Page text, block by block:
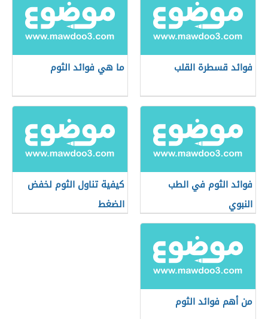
فوائد قسطرة القلب ما هي فوائد الثوم
فوائد الثوم في الطب
النبوي
كيفية تناول الثوم لخفض
الضغط
من أهم فوائد الثوم